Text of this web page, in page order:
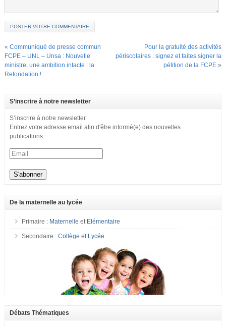
« Communiqué de presse commun
FCPE – UNL – Unsa : Nouvelle
ministre, une ambition intacte : la
Refondation !
Pour la gratuité des activités
périscolaires : signez et faites signer la
pétition de la FCPE »
S’inscrire à notre newsletter
S’inscrire à notre newsletter
Entrez votre adresse email afin d'être informé(e) des nouvelles
publications.
De la maternelle au lycée
Primaire : Maternelle et Elémentaire
Secondaire : Collège et Lycée
Débats Thématiques